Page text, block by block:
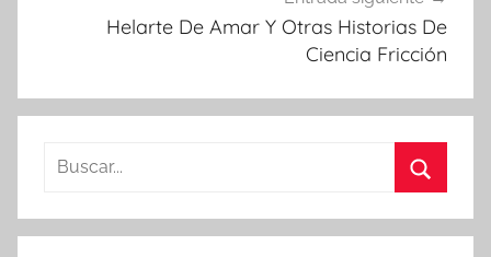
Helarte De Amar Y Otras Historias De
Ciencia Fricción
Buscar: